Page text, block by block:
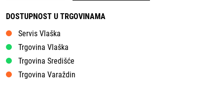
DOSTUPNOST U TRGOVINAMA
Servis Vlaška
Trgovina Vlaška
Trgovina Središće
Trgovina Varaždin